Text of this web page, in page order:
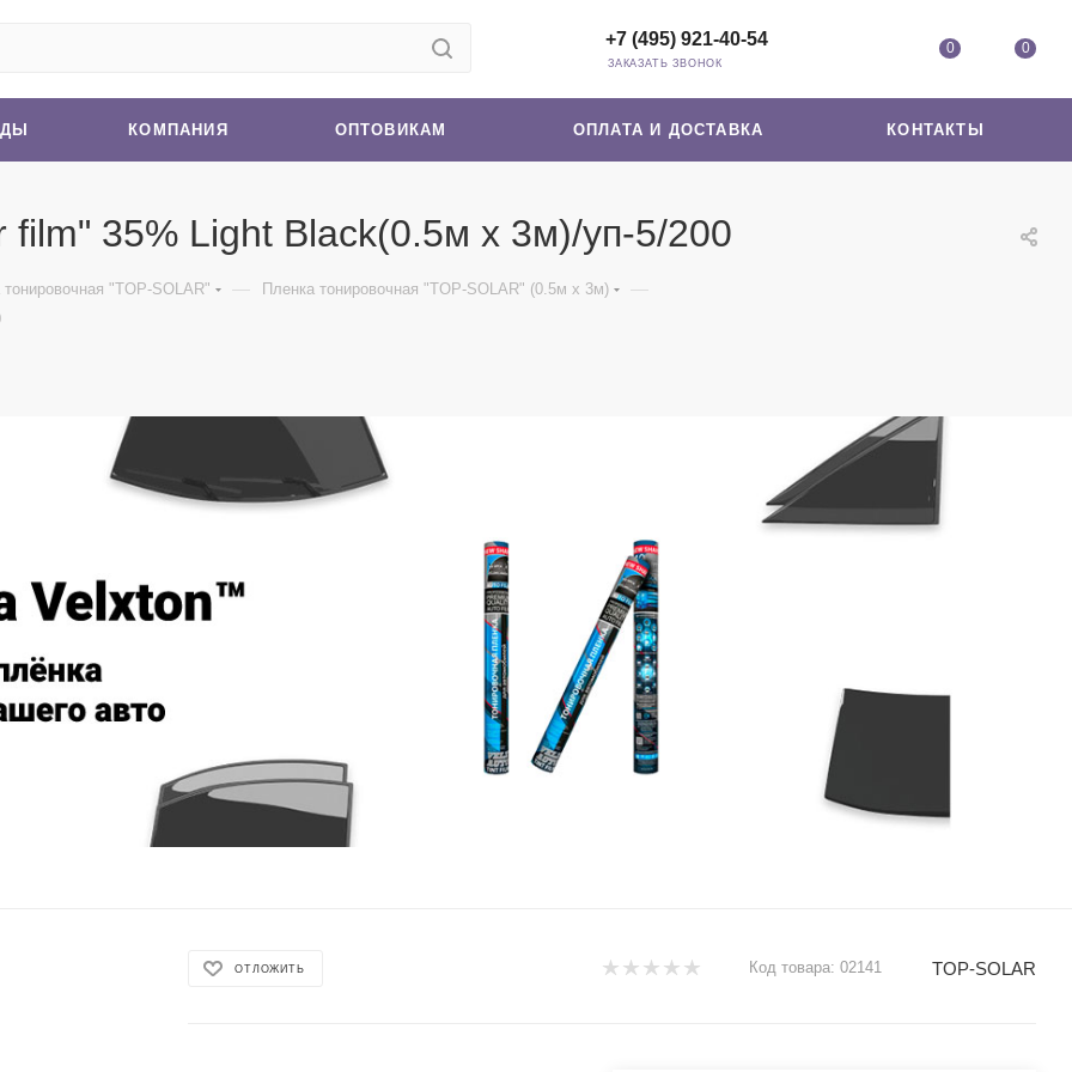
0 0
+7 (495) 921-40-54
ЗАКАЗАТЬ ЗВОНОК
КОМПАНИЯ ОПТОВИКАМ ОПЛАТА И ДОСТАВКА КОНТАКТЫ
film" 35% Light Black(0.5м x 3м)/уп-5/200
"TOP-SOLAR" — Пленка тонировочная "TOP-SOLAR" (0.5м х 3м) —
ОТЛОЖИТЬ Код товара: 02141 TOP-SOLAR